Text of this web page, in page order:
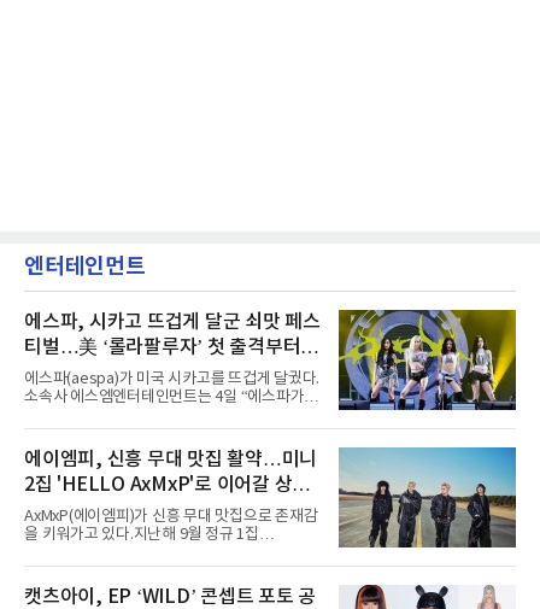
엔터테인먼트
에스파, 시카고 뜨겁게 달군 쇠맛 페스
티벌…美 ‘롤라팔루자’ 첫 출격부터
증명한 존재감
에스파(aespa)가 미국 시카고를 뜨겁게 달궜다.
소속사 에스엠엔터테인먼트는 4일 “에스파가
서 열린 ‘롤라팔루자 시카고’(Lollapalooza
Chicago)의 알리안츠 스테이지에 올랐다”며
“총 14곡으로 구성된 세트리스트를 선사, 데뷔 7
년 차다운 노련한 무대 매너와 파워풀한 에너지
로 현장의 분위기를 압도했다”고 밝혔다.1991
년 시작된 ‘롤라팔루자’는 8개 스테이지, 170여
팀의 아티스트와 40만 명 이상의 관객이 운집하
코르티스 등 K팝 스타들이 출연진 명단에 이름
에이엠피, 신흥 무대 맛집 활약…미니
2집 'HELLO AxMxP'로 이어갈 상승
세
AxMxP(에이엠피)가 신흥 무대 맛집으로 존재감
을 키워가고 있다.지난해 9월 정규 1집
AxMxP는 데뷔 전부터 버스킹과 각종 페스티벌,
공연 무대에 오르며 실전 경험을 쌓아왔다.이들
캣츠아이, EP ‘WILD’ 콘셉트 포토 공